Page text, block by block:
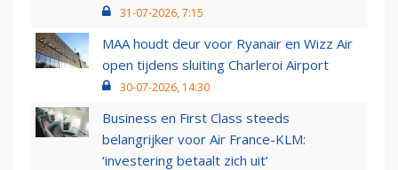
31-07-2026, 7:15
MAA houdt deur voor Ryanair en Wizz Air
open tijdens sluiting Charleroi Airport
30-07-2026, 14:30
Business en First Class steeds
belangrijker voor Air France-KLM:
‘investering betaalt zich uit’